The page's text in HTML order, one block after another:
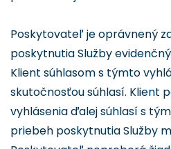
Poskytovateľ je oprávnený
poskytnutia Služby
Klient súhlasom s týmto
skutočnosťou súhlasí. Klient
vyhlásenia ďalej súhlasí s
priebeh poskytnutia Služby